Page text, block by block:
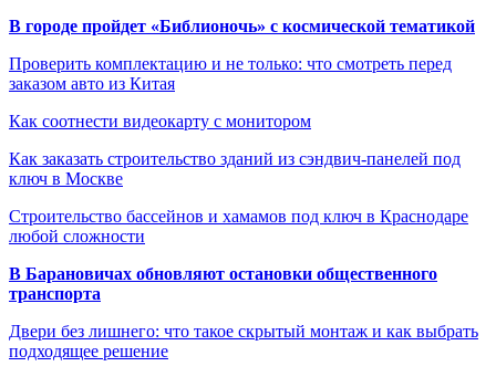
В городе пройдет «Библионочь» с космической тематикой
Проверить комплектацию и не только: что смотреть перед
заказом авто из Китая
Как соотнести видеокарту с монитором
Как заказать строительство зданий из сэндвич-панелей под
ключ в Москве
Строительство бассейнов и хамамов под ключ в Краснодаре
любой сложности
В Барановичах обновляют остановки общественного
транспорта
Двери без лишнего: что такое скрытый монтаж и как выбрать
подходящее решение